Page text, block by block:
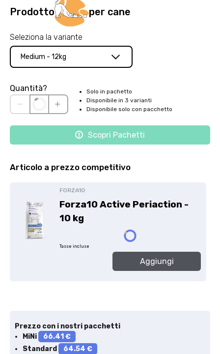
Prodotto per cane
Seleziona la variante
Medium - 12kg
Quantità?
Solo in pachetto
Disponibile in 3 varianti
Disponibile solo con pacchetto
Scopri Pachetti
Articolo a prezzo competitivo
FORZA10
Forza10 Active Periaction -
10 kg
Tasse incluse
Aggiungi
Prezzo con i nostri pacchetti
MiNi
66.41 €
Standard
64.54 €